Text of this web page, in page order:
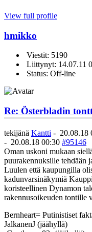
View full profile
hmikko
Viestit: 5190
Liittynyt: 14.07.11
Status: Off-line
Re: Österbladin
tekijänä Kantti - 20.08.18
- 20.08.18 00:30 #95146
Oman uskoni mukaan
puurakennuksille tehdään
Luulen että kaupungilla
kadunvarsinäkymiä
koristeellinen Dynamon
rakennusoikeuden tontille
Bernheart= Putinistiset
JalkanenJ (jäähyllä)